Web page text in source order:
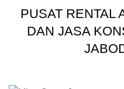
PUSAT RENTAL
DAN JASA